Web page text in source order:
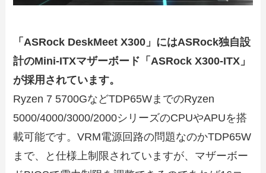
「ASRock DeskMeet X300」にはASRock独自設
計のMini-ITXマザーボード「ASRock X300-ITX」
が採用されています。
Ryzen 7 5700GなどTDP65WまでのRyzen
5000/4000/3000/2000シリーズのCPUやAPUを搭
載可能です。VRM電源回路の問題なのかTDP65W
まで、と仕様上制限されていますが、マザーボー